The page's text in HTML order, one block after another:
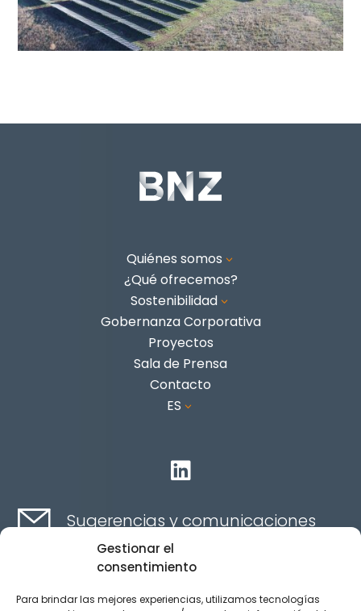
Gestionar el
consentimiento
Para brindar las mejores experiencias, utilizamos tecnologías
Quiénes somos 3
¿Qué ofrecemos?
Sostenibilidad 3
Gobernanza Corporativa
Proyectos
Sala de Prensa
Contacto
ES 3

Sugerencias y comunicaciones